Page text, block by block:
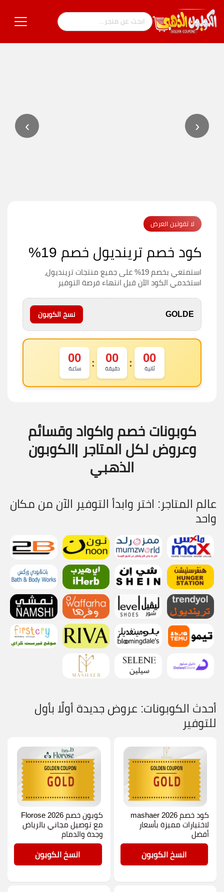
‹
›
لا تفوتين العرض
كود خصم ترينديول خصم 19%
استمتعي بخصم 19% على جميع منتجات ترينديول،
استخدمي الكود الآن قبل انتهاء فرصة التوفير
GOLDE نسخ الكوبون
00
ساعة : 00
دقيقة : 00
ثانية
كوبونات خصم واكواد وقسائم
وعروض لكل المتاجر |الكوبون
الذهبي
عالم المتاجر: اختر وابدأ التوفير الآن من مكان
واحد
أحدث الكوبونات: عروض جديدة أولًا بأول
للتوفير
كود خصم mashaer 2026
لاختيارات مميزة بأسعار
أفضل
GOLDانسخ الكوبون
كوبون خصم Florose 2026
مع توصيل مجاني بالرياض
وجدة والدمام
GOLDانسخ الكوبون